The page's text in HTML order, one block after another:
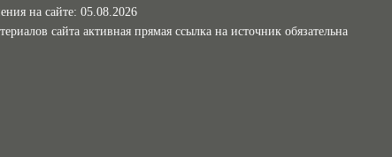
на сайте: 05.08.2026
сайта активная прямая ссылка на источник обязательна